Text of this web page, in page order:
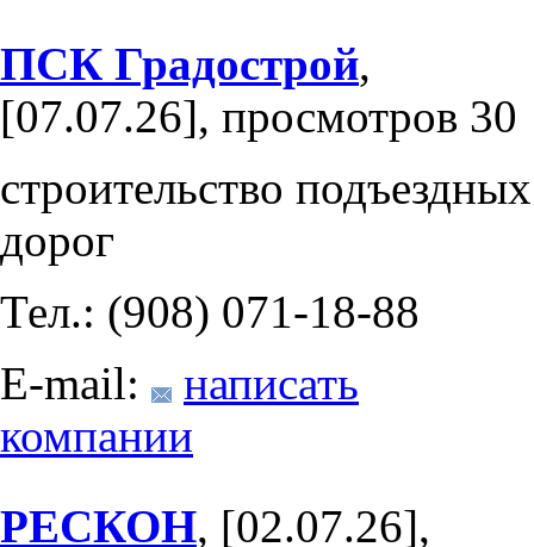
ПСК Градострой,
[07.07.26], просмотров 30
строительство подъездных
дорог
Тел.: (908) 071-18-88
E-mail:
написать
компании
РЕСКОН, [02.07.26],